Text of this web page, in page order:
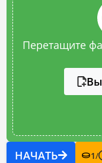
Перетащите
НАЧАТЬ 1/